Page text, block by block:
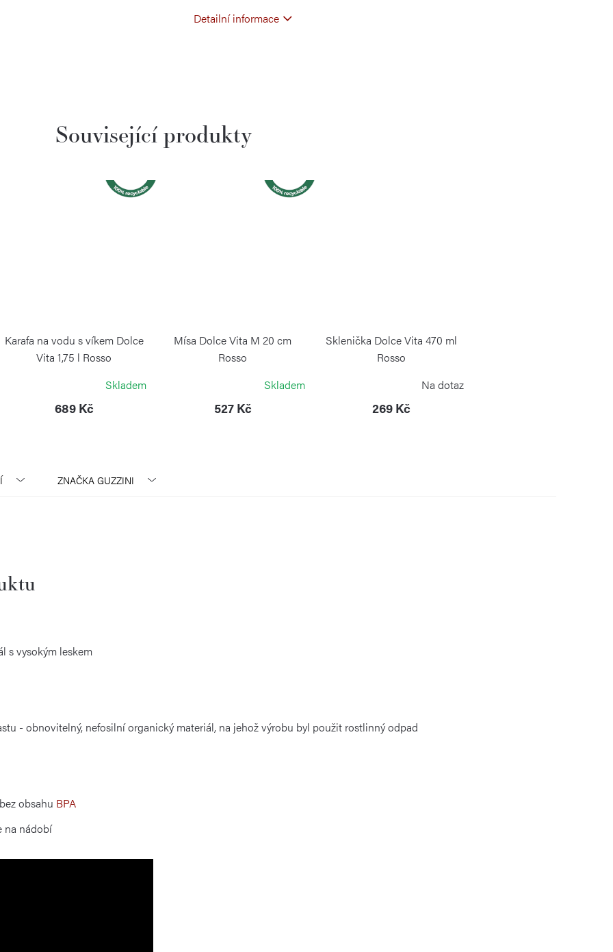
Detailní informace
Související produkty
Karafa na vodu s víkem Dolce
Vita 1,75 l Rosso
Skladem
689 Kč
Mísa Dolce Vita M 20 cm
Rosso
Skladem
527 Kč
Sklenička Dolce Vita 470 ml
Rosso
Na dotaz
269 Kč
ZNAČKA GUZZINI
s vysokým leskem
- obnovitelný, nefosilní organický materiál, na jehož výrobu byl použit rostlinný odpad
obsahu BPA
na nádobí